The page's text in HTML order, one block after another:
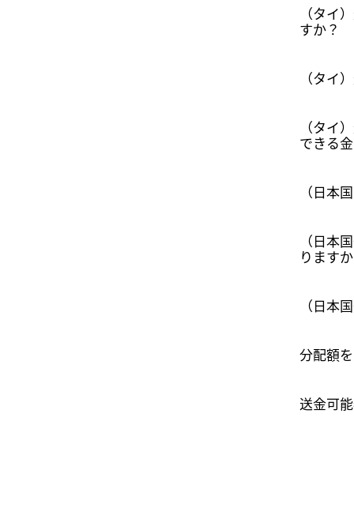
（タイ
すか？
（タイ
（タイ
できる
（日本
（日本
ります
（日本
分配額
送金可